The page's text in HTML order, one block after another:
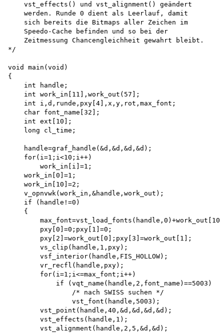
    vst_effects() und vst_alignment() geändert
    werden. Runde 0 dient als Leerlauf, damit
    sich bereits die Bitmaps aller Zeichen im
    Speedo-Cache befinden und so bei der
    Zeitmessung Chancengleichheit gewahrt bleibt.
*/
void main(void)
{
    int handle;
    int work_in[11],work_out(57];
    int i,d,runde,pxy[4],x,y,rot,max_font;
    char font_name[32];
    int ext[10];
    long cl_time;
    handle=graf_handle(&d,&d,&d,&d);
    for(i=1;i<10;i++)
        work_in[i]=1;
    work_in[0]=1;
    work_in[10]=2;
    v_opnvwk(work_in,&handle,work_out);
    if (handle!=0)
    {
        pxy[0]=0;pxy[1]=0;
        pxy[2]=work_out[0];pxy[3]=work_out[1];
        vs_clip(handle,1,pxy);
        vsf_interior(handle,FIS_HOLLOW);
        vr_recfl(handle,pxy);
        for(i=1;i<=max_font;i++)
            if (vqt_name(handle,2,font_name)==5003)
                /* nach SWISS suchen */
                vst_font(handle,5003);
        vst_point(handle,40,&d,&d,&d,&d);
        vst_effects(handle,1);
        vst_alignment(handle,2,5,&d,&d);